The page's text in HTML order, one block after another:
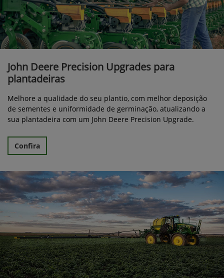
John Deere Precision Upgrades para
plantadeiras
Melhore a qualidade do seu plantio, com melhor deposição
de sementes e uniformidade de germinação, atualizando a
sua plantadeira com um John Deere Precision Upgrade.
Confira